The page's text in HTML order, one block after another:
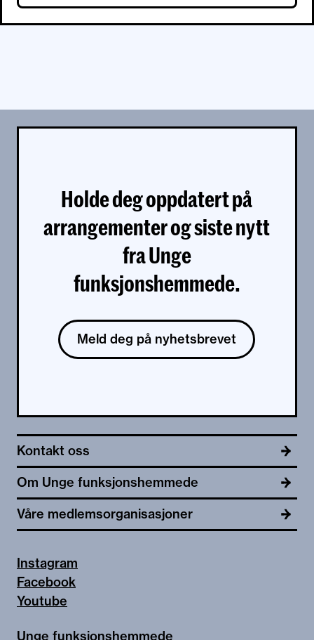
Holde deg oppdatert på
arrangementer og siste nytt
fra Unge
funksjonshemmede.
Meld deg på nyhetsbrevet
Kontakt oss
Om Unge funksjonshemmede
Våre medlemsorganisasjoner
Unge funksjonshemmede
Instagram
Facebook
Youtube